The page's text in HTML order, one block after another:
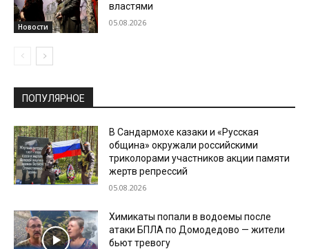
Новости
властями
05.08.2026
ПОПУЛЯРНОЕ
В Сандармохе казаки и «Русская
община» окружали российскими
триколорами участников акции памяти
жертв репрессий
05.08.2026
Химикаты попали в водоемы после
атаки БПЛА по Домодедово — жители
бьют тревогу